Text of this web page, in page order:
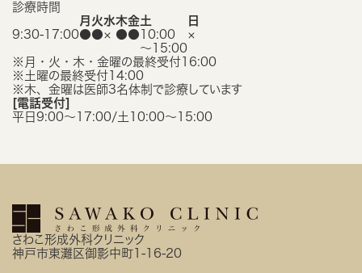
診療時間
月 火水木金土
日
9:30-17:00●●× ●● 10:00
〜15:00
×
※月・火・木・金曜の最終受付16:00
※土曜の最終受付14:00
※木、金曜は医師3名体制で診療しています
[電話受付]
平日9:00〜17:00/土10:00〜15:00
さわこ形成外科クリニック
神戸市東灘区御影中町1-16-20